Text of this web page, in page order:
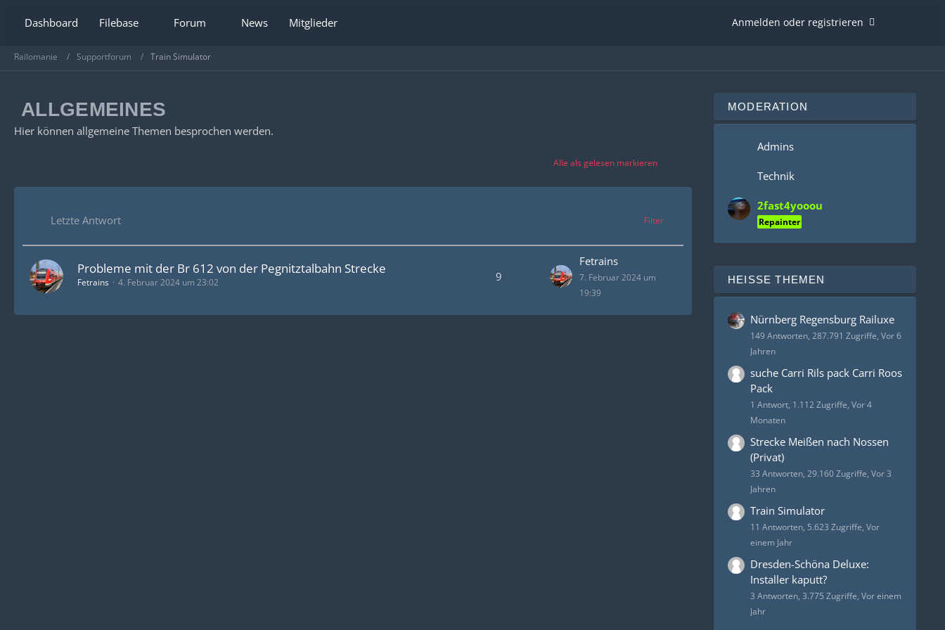
Dashboard Filebase Forum News Mitglieder Anmelden oder registrieren
Railomanie Supportforum Train Simulator
ALLGEMEINES
Hier können allgemeine Themen besprochen werden.
Alle als gelesen markieren
Letzte Antwort Filter
Probleme mit der Br 612 von der Pegnitztalbahn Strecke
Fetrains 4. Februar 2024 um 23:02 9
Fetrains
7. Februar 2024 um
19:39
MODERATION
Admins
Technik
2fast4yooou
Repainter
HEISSE THEMEN
Nürnberg Regensburg Railuxe
149 Antworten, 287.791 Zugriffe, Vor 6
Jahren
suche Carri Rils pack Carri Roos
Pack
1 Antwort, 1.112 Zugriffe, Vor 4
Monaten
Strecke Meißen nach Nossen
(Privat)
33 Antworten, 29.160 Zugriffe, Vor 3
Jahren
Train Simulator
11 Antworten, 5.623 Zugriffe, Vor
einem Jahr
Dresden-Schöna Deluxe:
Installer kaputt?
3 Antworten, 3.775 Zugriffe, Vor einem
Jahr